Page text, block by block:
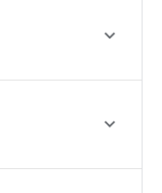

